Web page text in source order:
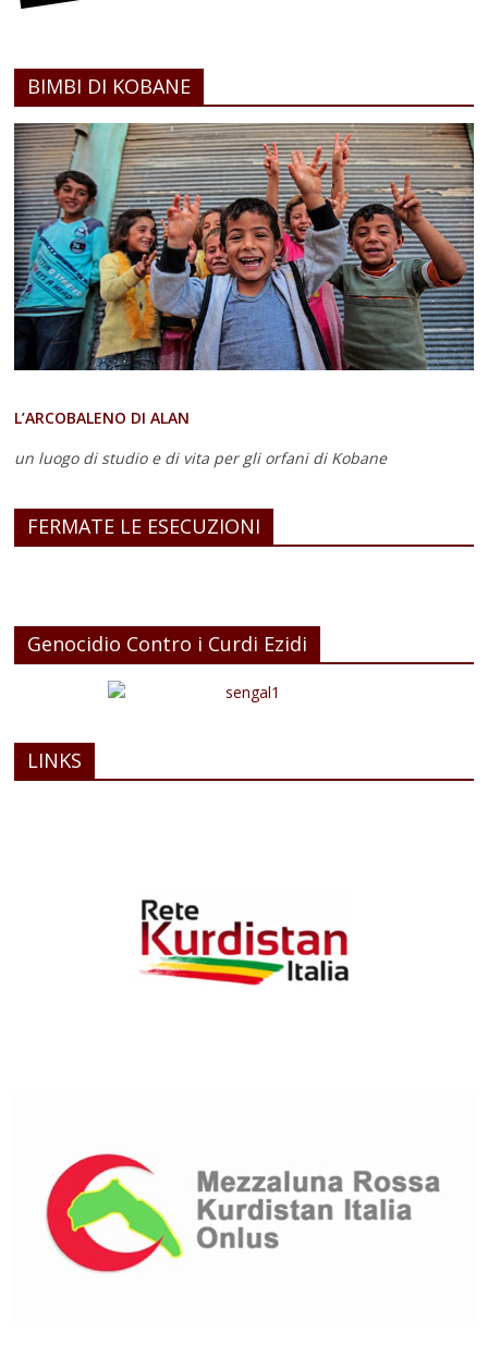
BIMBI DI KOBANE
L’ARCOBALENO DI ALAN
un luogo di studio e di vita per gli orfani di Kobane
FERMATE LE ESECUZIONI
Genocidio Contro i Curdi Ezidi
LINKS